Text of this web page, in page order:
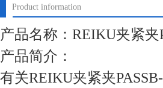
Product information
产品名称：REIKU夹紧夹
产品简介：
有关REIKU夹紧夹